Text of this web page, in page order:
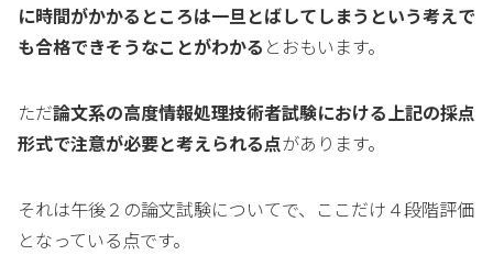
に時間がかかるところは一旦とばしてしまうという考えで
も合格できそうなことがわかる とおもいます。
ただ論文系の高度情報処理技術者試験における上記の採点
形式で注意が必要と考えられる点があります。
それは午後２の論文試験についてで、ここだけ４段階評価
となっている点です。